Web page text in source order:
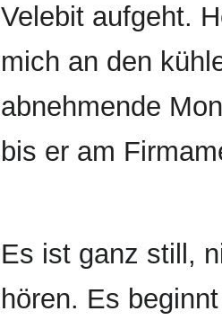
Velebit aufgeht.
mich an den
abnehmende
bis er am
Es ist ganz still,
hören. Es